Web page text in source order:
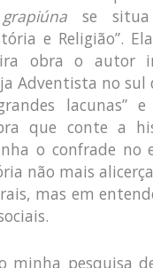
se situa
e Religião”.
obra o autor
Adventista no sul
lacunas”
que conte a
o confrade no
não mais
mas em
minha pesquisa